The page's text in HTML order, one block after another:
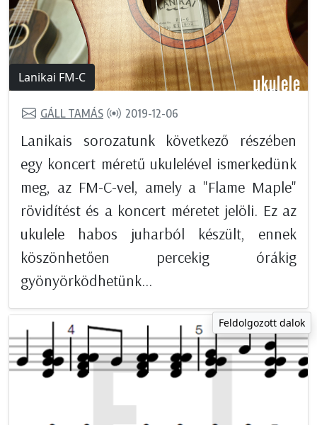
Lanikai FM-C
GÁLL TAMÁS 2019-12-06
Lanikais sorozatunk következő részében
egy koncert méretű ukulelével ismerkedünk
meg, az FM-C-vel, amely a "Flame Maple"
rövidítést és a koncert méretet jelöli. Ez az
ukulele habos juharból készült, ennek
köszönhetően percekig órákig
gyönyörködhetünk...
Feldolgozott dalok